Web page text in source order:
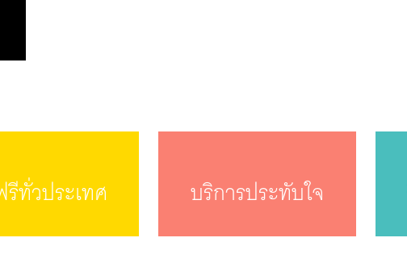
ทั่วประเทศ บริการประทับใจ